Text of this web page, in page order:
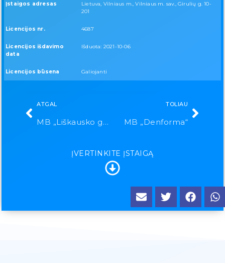
Įstaigos adresas
Lietuva, Vilniaus m., Vilniaus m. sav., Girulių g. 10-
201
Licencijos nr. 4687
Licencijos išdavimo
data
Išduota: 2021-10-06
Licencijos būsena Galiojanti
ATGAL
MB „Liškausko gydymo centras“
TOLIAU
MB „Denforma“
ĮVERTINKITE ĮSTAIGĄ